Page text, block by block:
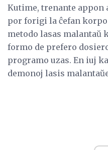
Kutime, trenante appon
por forigi la ĉefan
metodo lasas malantaŭ
formo de prefero
programo uzas. En iuj
demonoj lasis